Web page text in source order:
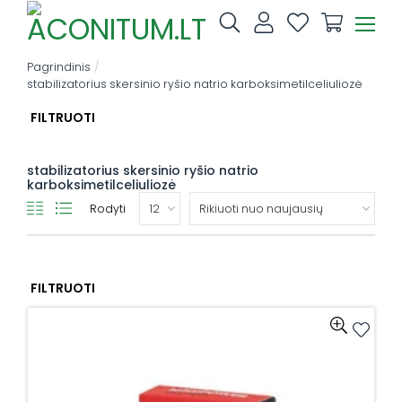
Pagrindinis /
stabilizatorius skersinio ryšio natrio karboksimetilceliuliozė
FILTRUOTI
stabilizatorius skersinio ryšio natrio
karboksimetilceliuliozė
Rodyti
FILTRUOTI